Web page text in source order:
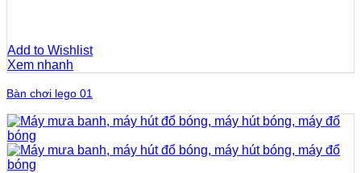
Add to Wishlist
Xem nhanh
Bàn chơi lego 01